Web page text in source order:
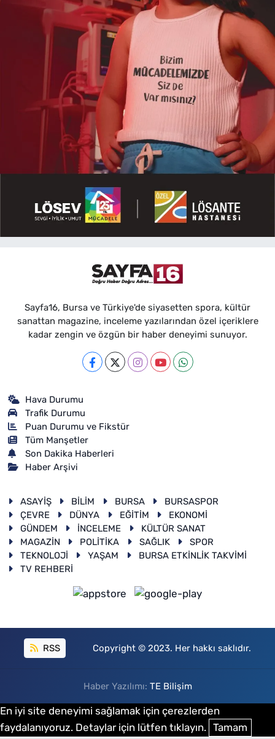
Sayfa16, Bursa ve Türkiye'de siyasetten spora, kültür
sanattan magazine, inceleme yazılarından özel içeriklere
kadar zengin ve özgün bir haber deneyimi sunuyor.
Hava Durumu
Trafik Durumu
Puan Durumu ve Fikstür
Tüm Manşetler
Son Dakika Haberleri
Haber Arşivi
ASAYİŞ BİLİM BURSA
BURSASPOR
ÇEVRE
DÜNYA EĞİTİM
EKONOMİ
GÜNDEM
İNCELEME
KÜLTÜR SANAT
MAGAZİN
POLİTİKA SAĞLIK
SPOR
TEKNOLOJİ
YAŞAM
BURSA ETKİNLİK TAKVİMİ
TV REHBERİ
RSS Copyright © 2023. Her hakkı saklıdır.
Haber Yazılımı: TE Bilişim
En iyi site deneyimi sağlamak için çerezlerden
faydalanıyoruz. Detaylar için lütfen tıklayın. Tamam